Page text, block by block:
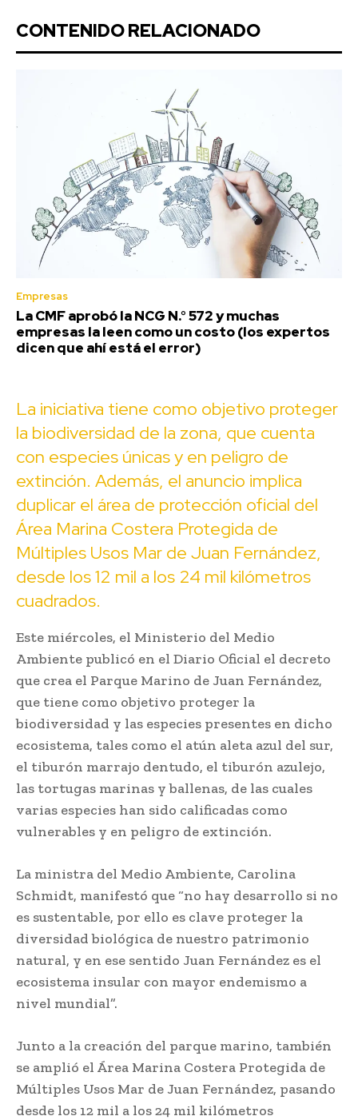
CONTENIDO RELACIONADO
Empresas
La CMF aprobó la NCG N.° 572 y muchas
empresas la leen como un costo (los expertos
dicen que ahí está el error)
La iniciativa tiene como objetivo proteger
la biodiversidad de la zona, que cuenta
con especies únicas y en peligro de
extinción. Además, el anuncio implica
duplicar el área de protección oficial del
Área Marina Costera Protegida de
Múltiples Usos Mar de Juan Fernández,
desde los 12 mil a los 24 mil kilómetros
cuadrados.
Este miércoles, el Ministerio del Medio
Ambiente publicó en el Diario Oficial el decreto
que crea el Parque Marino de Juan Fernández,
que tiene como objetivo proteger la
biodiversidad y las especies presentes en dicho
ecosistema, tales como el atún aleta azul del sur,
el tiburón marrajo dentudo, el tiburón azulejo,
las tortugas marinas y ballenas, de las cuales
varias especies han sido calificadas como
vulnerables y en peligro de extinción.
La ministra del Medio Ambiente, Carolina
Schmidt, manifestó que “no hay desarrollo si no
es sustentable, por ello es clave proteger la
diversidad biológica de nuestro patrimonio
natural, y en ese sentido Juan Fernández es el
ecosistema insular con mayor endemismo a
nivel mundial”.
Junto a la creación del parque marino, también
se amplió el Área Marina Costera Protegida de
Múltiples Usos Mar de Juan Fernández, pasando
desde los 12 mil a los 24 mil kilómetros